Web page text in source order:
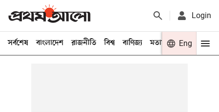
Login
সর্বশেষ বাংলাদেশ রাজনীতি বিশ্ব বাণিজ্য মতামত খেলা
Eng